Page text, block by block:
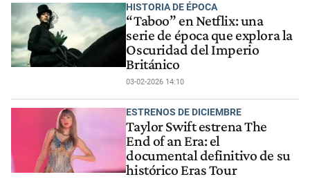
HISTORIA DE ÉPOCA
“Taboo” en Netflix: una
serie de época que explora la
Oscuridad del Imperio
Británico
03-02-2026 14:10
ESTRENOS DE DICIEMBRE
Taylor Swift estrena The
End of an Era: el
documental definitivo de su
histórico Eras Tour